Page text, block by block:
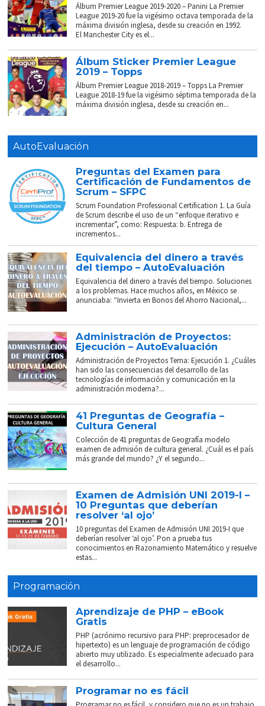
Álbum Premier League 2019-2020 – Panini La Premier
League 2019-20 fue la vigésimo octava temporada de la
máxima división inglesa, desde su creación en 1992.
El Manchester City es el...
Álbum Sticker Premier League
2019 – Topps
Álbum Premier League 2018-2019 – Topps La Premier
League 2018-19 fue la vigésimo séptima temporada de la
máxima división inglesa, desde su creación en...
AutoEvaluación
Preguntas del Examen para
Certificación de Fundamentos de
Scrum – SFPC
Scrum Foundation Professional Certification 1. La Guía
de Scrum describe el uso de un “enfoque iterativo e
incrementar”, como: Respuesta: b. Entrega de
incrementos...
Equivalencia del dinero a través
del tiempo – AutoEvaluación
Equivalencia del dinero a través del tiempo. Soluciones
a los problemas. Hace muchos años, en México se
anunciaba: “Invierta en Bonos del Ahorro Nacional,...
Administración de Proyectos:
Ejecución – AutoEvaluación
Administración de Proyectos Tema: Ejecución 1. ¿Cuáles
han sido las consecuencias del desarrollo de las
tecnologías de información y comunicación en la
administración moderna?...
41 Preguntas de Geografía –
Cultura General
Colección de 41 preguntas de Geografía modelo
examen de admisión de cultura general. ¿Cuál es el país
más grande del mundo? ¿Y el segundo...
Examen de Admisión UNI 2019-I –
10 Preguntas que deberían
resolver ‘al ojo’
10 preguntas del Examen de Admisión UNI 2019-I que
deberían resolver ‘al ojo’. Pon a prueba tus
conocimientos en Razonamiento Matemático y resuelve
estas...
Programación
Aprendizaje de PHP – eBook
Gratis
PHP (acrónimo recursivo para PHP: preprocesador de
hipertexto) es un lenguaje de programación de código
abierto muy utilizado. Es especialmente adecuado para
el desarrollo...
Programar no es fácil